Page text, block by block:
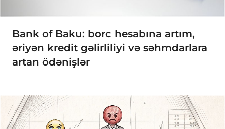
Bank of Baku: borc hesabına artım,
əriyən kredit gəlirliliyi və səhmdarlara
artan ödənişlər